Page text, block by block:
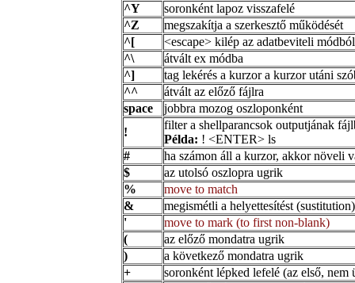
^Y
soronként lapoz visszafelé
^Z
megszakítja a szerkesztő működését
^[
<escape> kilép az adatbeviteli
^\
átvált ex módba
^]
tag lekérés a kurzor a kurzor utáni
^^
átvált az előző fájlra
space
jobbra mozog oszloponként
!
filter a shellparancsok outputjának
Példa: ! <ENTER> ls
#
ha számon áll a kurzor, akkor növeli
$
az utolsó oszlopra ugrik
%
move to match
&
megismétli a helyettesítést (sustitution)
'
move to mark (to first non-blank)
(
az előző mondatra ugrik
)
a következő mondatra ugrik
+
soronként lépked lefelé (az első, nem